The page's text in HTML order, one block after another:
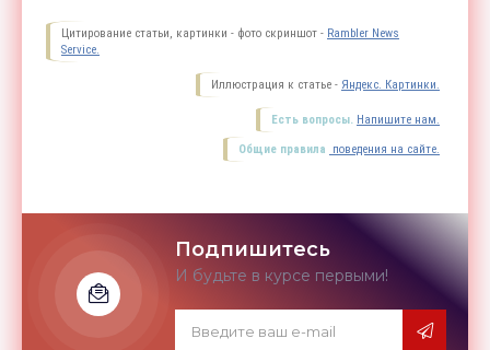
Цитирование статьи, картинки - фото скриншот - Rambler News
Service.
Иллюстрация к статье - Яндекс. Картинки.
Есть вопросы. Напишите нам.
Общие правила поведения на сайте.
Подпишитесь
И будьте в курсе первыми!